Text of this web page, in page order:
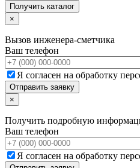
×
Вызов инженера-сметчика
Ваш телефон
Я согласен на обработку
×
Получить подробную
Ваш телефон
Я согласен на обработку